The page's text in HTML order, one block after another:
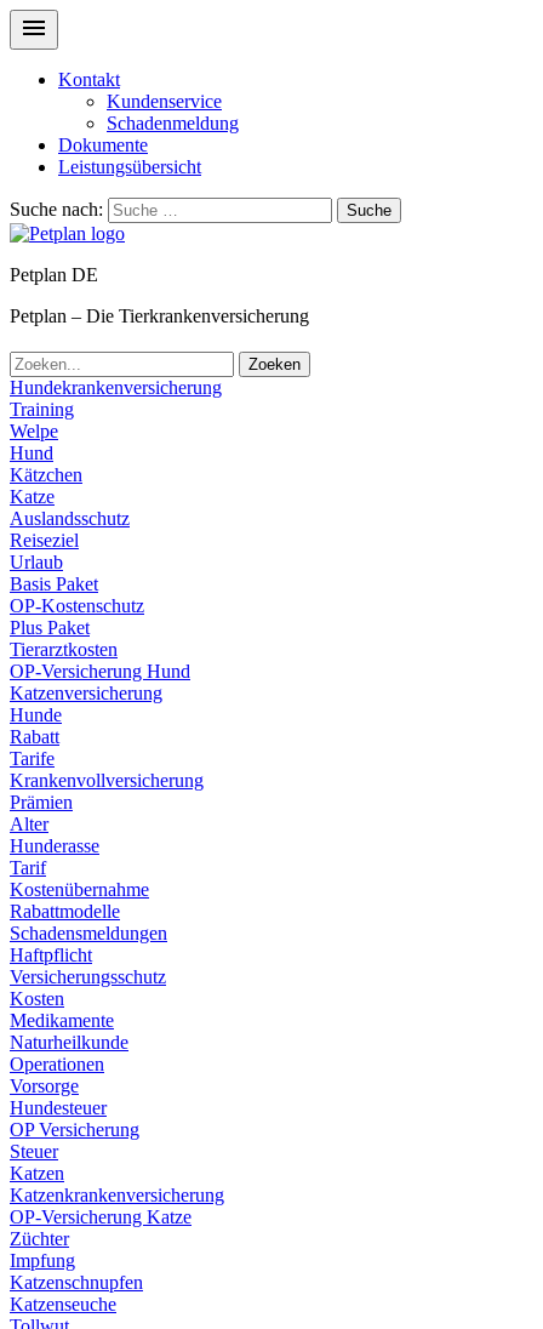
Kontakt
Kundenservice
Schadenmeldung
Dokumente
Leistungsübersicht
Suche nach: Suche
Petplan DE
Petplan – Die Tierkrankenversicherung
Zoeken
Hundekrankenversicherung
Training
Welpe
Hund
Kätzchen
Katze
Auslandsschutz
Reiseziel
Urlaub
Basis Paket
OP-Kostenschutz
Plus Paket
Tierarztkosten
OP-Versicherung Hund
Katzenversicherung
Hunde
Rabatt
Tarife
Krankenvollversicherung
Prämien
Alter
Hunderasse
Tarif
Kostenübernahme
Rabattmodelle
Schadensmeldungen
Haftpflicht
Versicherungsschutz
Kosten
Medikamente
Naturheilkunde
Operationen
Vorsorge
Hundesteuer
OP Versicherung
Steuer
Katzen
Katzenkrankenversicherung
OP-Versicherung Katze
Züchter
Impfung
Katzenschnupfen
Katzenseuche